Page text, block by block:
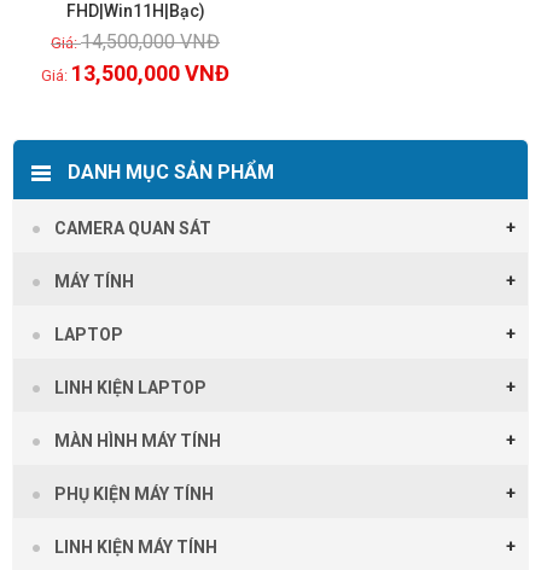
Xem chi tiết
FHD|Win11H|Bạc)
14,500,000VNĐ
13,500,000VNĐ
DANH MỤC SẢN PHẨM
CAMERA QUAN SÁT
MÁY TÍNH
LAPTOP
LINH KIỆN LAPTOP
MÀN HÌNH MÁY TÍNH
PHỤ KIỆN MÁY TÍNH
LINH KIỆN MÁY TÍNH